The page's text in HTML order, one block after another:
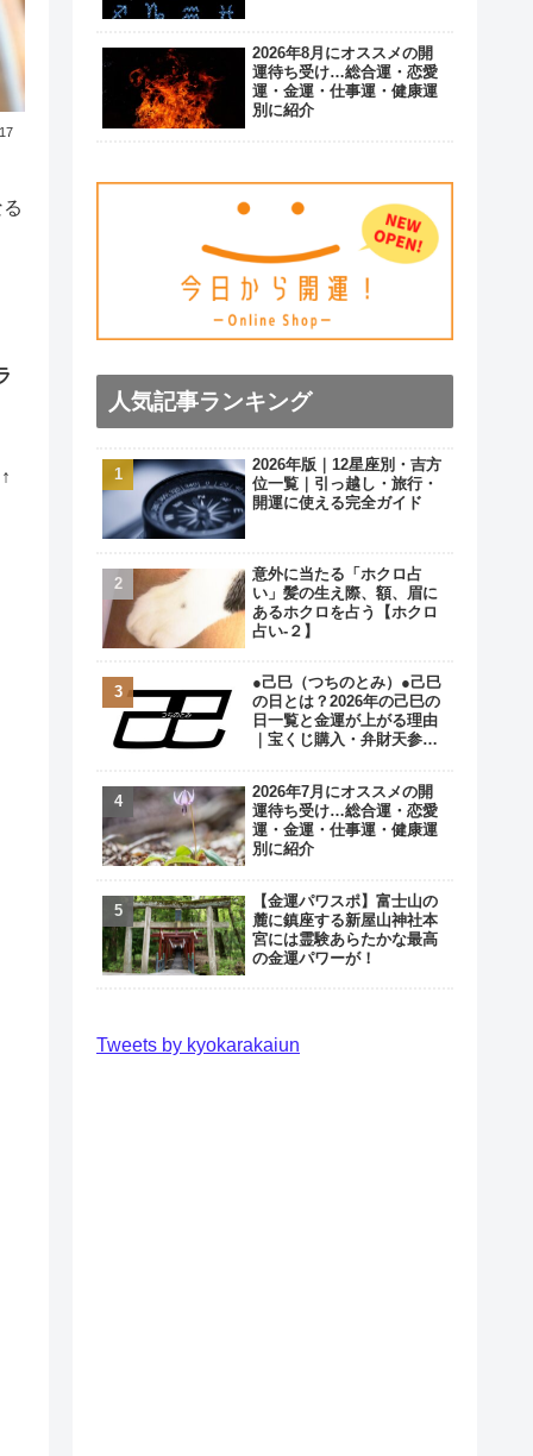
2026年8月にオススメの開
運待ち受け…総合運・恋愛
運・金運・仕事運・健康運
別に紹介
人気記事ランキング
2026年版｜12星座別・吉方
位一覧｜引っ越し・旅行・
開運に使える完全ガイド
意外に当たる「ホクロ占
い」髪の生え際、額、眉に
あるホクロを占う【ホクロ
占い‐２】
●己巳（つちのとみ）●己巳
の日とは？2026年の己巳の
日一覧と金運が上がる理由
｜宝くじ購入・弁財天参拝
2026年7月にオススメの開
運待ち受け…総合運・恋愛
運・金運・仕事運・健康運
別に紹介
【金運パワスポ】富士山の
麓に鎮座する新屋山神社本
宮には霊験あらたかな最高
の金運パワーが！
Tweets by kyokarakaiun